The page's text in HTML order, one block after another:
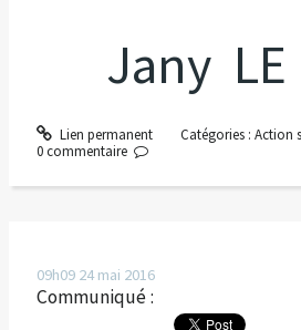
Jany LE
Lien permanent Catégories : Action
0 commentaire
09h09 24 mai 2016
Communiqué :